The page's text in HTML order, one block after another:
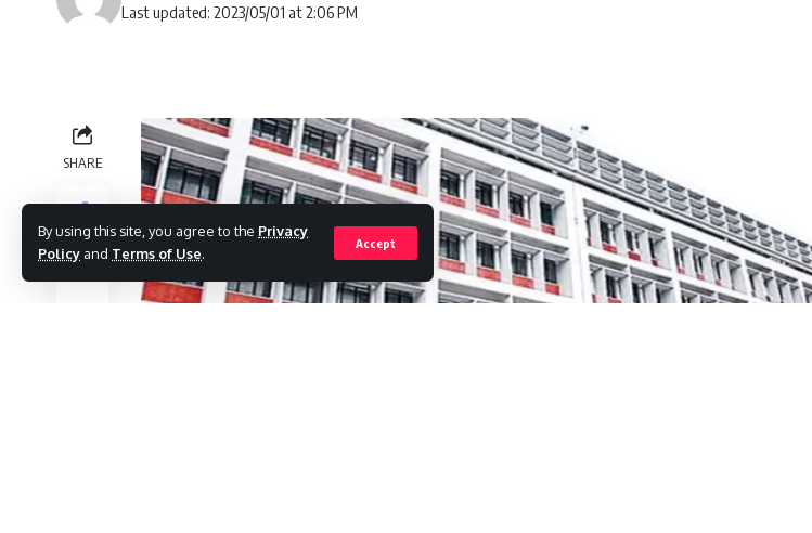
By using this site, you agree to the Privacy
Policy and Terms of Use.
Accept
Last updated: 2023/05/01 at 2:06 PM
SHARE